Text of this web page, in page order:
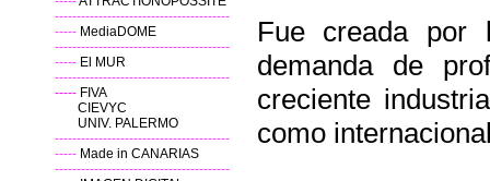
----------------------------------------
----- MediaDOME
----------------------------------------
----- El MUR
----------------------------------------
----- FIVA
CIEVYC
UNIV. PALERMO
----------------------------------------
----- Made in CANARIAS
----------------------------------------
Fue creada por
demanda de
creciente
como